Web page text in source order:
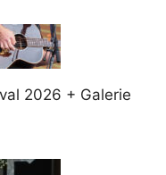
2026 + Galerie